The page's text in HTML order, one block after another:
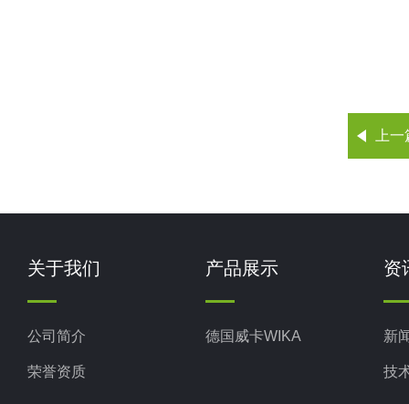
上
关于我们
公司简介
荣誉资质
产品展示
德国威卡WIKA
资
新
技